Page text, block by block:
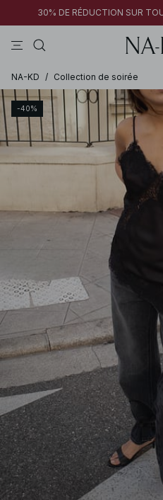
30% DE RÉDUCTION SUR
NA-KD / Collection de soirée
-40%